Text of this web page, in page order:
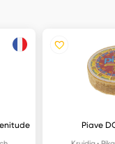
Piave